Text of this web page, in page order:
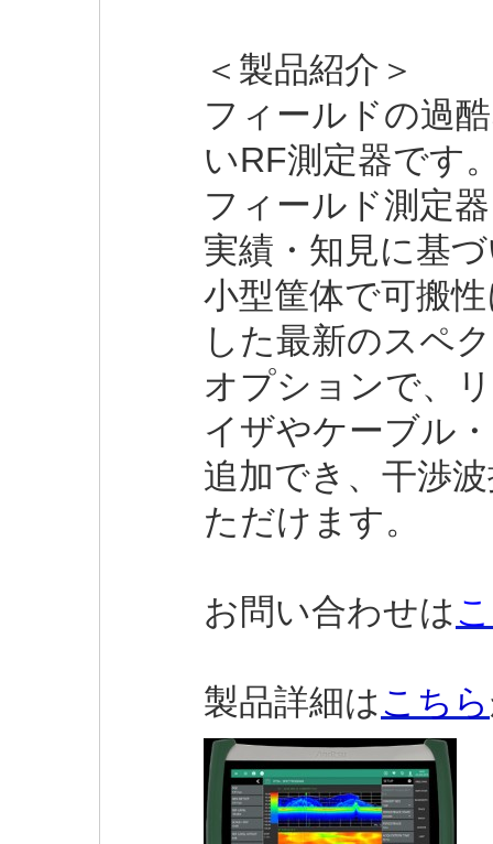
＜製品紹介＞
フィールドの過
いRF測定器です
フィールド測定
実績・知見に基
小型筐体で可搬
した最新のスペ
オプションで、
イザやケーブル
追加でき、 干渉
ただけます。
お問い合わせは
製品詳細はこちら